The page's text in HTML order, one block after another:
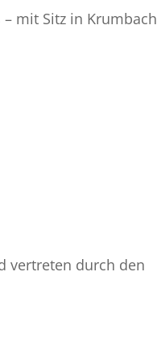
mit Sitz in Krumbach
vertreten durch den